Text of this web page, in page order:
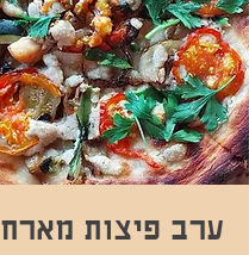
ערב פיצות מארח